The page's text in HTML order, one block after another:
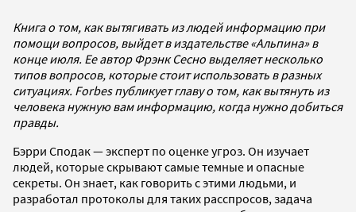
Книга о том, как вытягивать из людей информацию при
помощи вопросов, выйдет в издательстве «Альпина» в
конце июля. Ее автор Фрэнк Сесно выделяет несколько
типов вопросов, которые стоит использовать в разных
ситуациях. Forbes публикует главу о том, как вытянуть из
человека нужную вам информацию, когда нужно добиться
правды.
Бэрри Сподак — эксперт по оценке угроз. Он изучает
людей, которые скрывают самые темные и опасные
секреты. Он знает, как говорить с этими людьми, и
разработал протоколы для таких расспросов, задача